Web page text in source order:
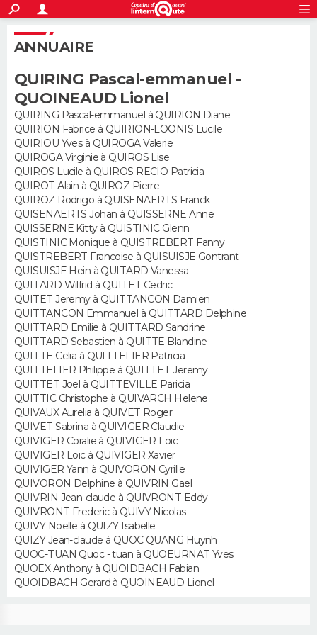
ACTUALITÉS
Politique
Société
Faits Divers
Education
Monde
Villes
+
SPORT
Coupe du monde 2026
Football
Tennis
Cyclisme
Rugby
Forum
CULTURE
Programme TV
TNTStreaming
Cinéma
Sorties cinéma
Musique
+
FINANCE
Retraite
Impôts
Epargne
Immobilier
Risques naturels par ville
Banque
Assurance
Crédit
AUTO
Essais
Réserver un essai
Citadines
Berlines
SUV
Forum auto
HIGH-TECH
Mobiles
Meilleur smartphone
Internet
Ordinateurs
Jeux vidéo
Guide high-tech
+
BRICOLAGE
Forum
Aménagement intérieur
Extérieur
Cuisine
Salle de bains
Jardinage
Rangement
WEEK-END
Guides de France
Escapades
Patrimoine
Expositions
Musées
Week-end nature
LIFESTYLE
Art de vivre
Bien-être
Loisirs
Mode
Modes de vie
SANTE
Alimentation
Guide de la santé
Maladies
Médicaments
Sommeil
VOYAGE
Destinations
City break
Voyage nature
Voyage de noces
Forum
Climat
+
PHOTO
GUIDES D'ACHAT
BONS PLANS
CARTE DE VOEUX
Carte de Noël
Carte Bonne année
Carte Saint-Valentin
Carte Pâques
Carte d'anniversaire
DICTIONNAIRE
Dictionnaire
Biographies
Citations
Expressions
Proverbes
PROGRAMME TV
COPAINS D'AVANT
S'inscrire
Connexion
ANNUAIRE
QUIRING Pascal-emmanuel -
QUOINEAUD Lionel
QUIRING Pascal-emmanuel à QUIRION Diane
QUIRION Fabrice à QUIRION-LOONIS Lucile
QUIRIOU Yves à QUIROGA Valerie
QUIROGA Virginie à QUIROS Lise
QUIROS Lucile à QUIROS RECIO Patricia
QUIROT Alain à QUIROZ Pierre
QUIROZ Rodrigo à QUISENAERTS Franck
QUISENAERTS Johan à QUISSERNE Anne
QUISSERNE Kitty à QUISTINIC Glenn
QUISTINIC Monique à QUISTREBERT Fanny
QUISTREBERT Francoise à QUISUISJE Gontrant
QUISUISJE Hein à QUITARD Vanessa
QUITARD Wilfrid à QUITET Cedric
QUITET Jeremy à QUITTANCON Damien
QUITTANCON Emmanuel à QUITTARD Delphine
QUITTARD Emilie à QUITTARD Sandrine
QUITTARD Sebastien à QUITTE Blandine
QUITTE Celia à QUITTELIER Patricia
QUITTELIER Philippe à QUITTET Jeremy
QUITTET Joel à QUITTEVILLE Paricia
QUITTIC Christophe à QUIVARCH Helene
QUIVAUX Aurelia à QUIVET Roger
QUIVET Sabrina à QUIVIGER Claudie
QUIVIGER Coralie à QUIVIGER Loic
QUIVIGER Loic à QUIVIGER Xavier
QUIVIGER Yann à QUIVORON Cyrille
QUIVORON Delphine à QUIVRIN Gael
QUIVRIN Jean-claude à QUIVRONT Eddy
QUIVRONT Frederic à QUIVY Nicolas
QUIVY Noelle à QUIZY Isabelle
QUIZY Jean-claude à QUOC QUANG Huynh
QUOC-TUAN Quoc - tuan à QUOEURNAT Yves
QUOEX Anthony à QUOIDBACH Fabian
QUOIDBACH Gerard à QUOINEAUD Lionel